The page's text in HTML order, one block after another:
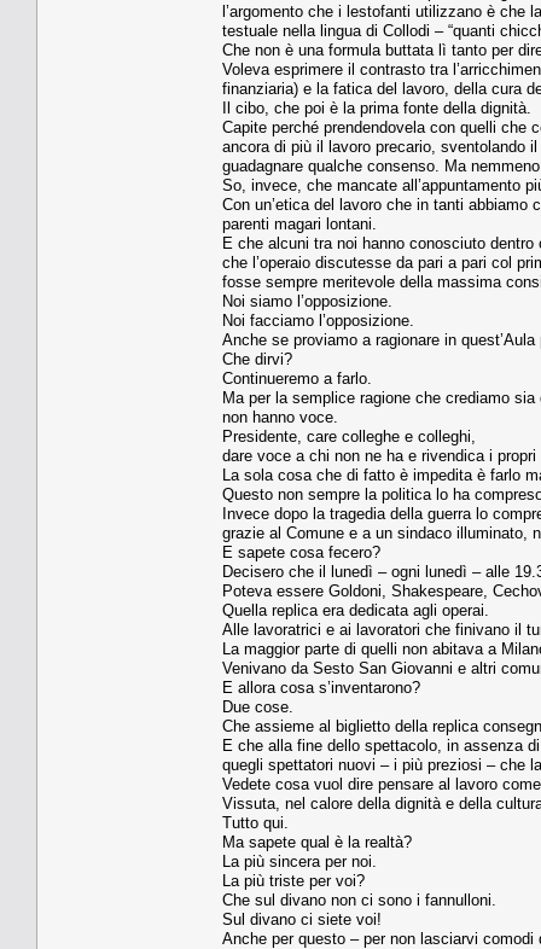
l’argomento che i lestofanti utilizzano è che
testuale nella lingua di Collodi – “quanti
Che non è una formula buttata lì tanto per
Voleva esprimere il contrasto tra
finanziaria) e la fatica del lavoro, della cura
Il cibo, che poi è la prima fonte della dignità.
Capite perché prendendovela con quelli che
ancora di più il lavoro precario, sventolando
guadagnare qualche consenso. Ma
So, invece, che mancate all’appuntamento
Con un’etica del lavoro che in tanti
parenti magari lontani.
E che alcuni tra noi hanno conosciuto
che l’operaio discutesse da pari a pari col
fosse sempre meritevole della massima
Noi siamo l’opposizione.
Noi facciamo l’opposizione.
Anche se proviamo a ragionare in
Che dirvi?
Continueremo a farlo.
Ma per la semplice ragione che crediamo
non hanno voce.
Presidente, care colleghe e colleghi,
dare voce a chi non ne ha e rivendica i
La sola cosa che di fatto è impedita è farlo
Questo non sempre la politica lo ha
Invece dopo la tragedia della guerra lo
grazie al Comune e a un sindaco illuminato,
E sapete cosa fecero?
Decisero che il lunedì – ogni lunedì – alle
Poteva essere Goldoni, Shakespeare,
Quella replica era dedicata agli operai.
Alle lavoratrici e ai lavoratori che finivano il
La maggior parte di quelli non abitava a
Venivano da Sesto San Giovanni e altri
E allora cosa s’inventarono?
Due cose.
Che assieme al biglietto della replica
E che alla fine dello spettacolo, in assenza
quegli spettatori nuovi – i più preziosi – che
Vedete cosa vuol dire pensare al lavoro
Vissuta, nel calore della dignità e della
Tutto qui.
Ma sapete qual è la realtà?
La più sincera per noi.
La più triste per voi?
Che sul divano non ci sono i fannulloni.
Sul divano ci siete voi!
Anche per questo – per non lasciarvi